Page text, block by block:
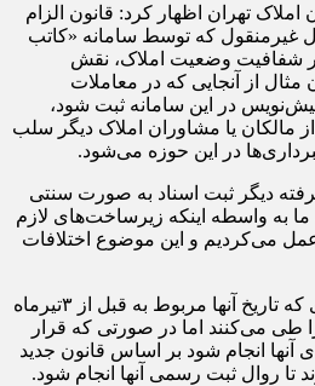
تهران اظهار کرد: قانون الزام
غیرمنقول که توسط سامانه «کاتب
شفافیت وضعیت املاک، نقش
مثال از آنجایی که در معاملات
در این سامانه ثبت شود،
مالکان یا مشاوران املاک دیگر سلب
در این حوزه می‌شود.
دیگر ثبت اسناد به صورت سنتی
ما به واسطه اینکه زیرساخت‌های لازم
می‌کردیم و این موضوع اختلافات
به گفته گودرزی، اسناد عادی که تاریخ آنها مربوط به قبل از ۳تیرماه
را طی می‌کنند اما در صورتی که قرار
آنها انجام شود بر اساس قانون جدید
تا روال ثبت رسمی آنها انجام شود.